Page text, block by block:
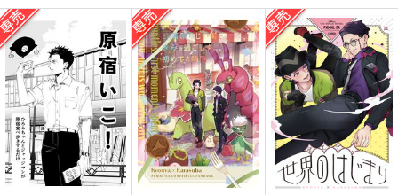
青年Kの虚実について
C3H8O3
1,729円（税込）
キョウヤ×カラスバ
サンプル
作品詳細
そして、世界のはじま
り
C3H8O3
1,887円（税込）
キョウヤ×カラスバ
サンプル
作品詳細
おかえりおやすみまた
あした
C3H8O3
944円（税込）
鬼太郎×水木
サンプル
作品詳細